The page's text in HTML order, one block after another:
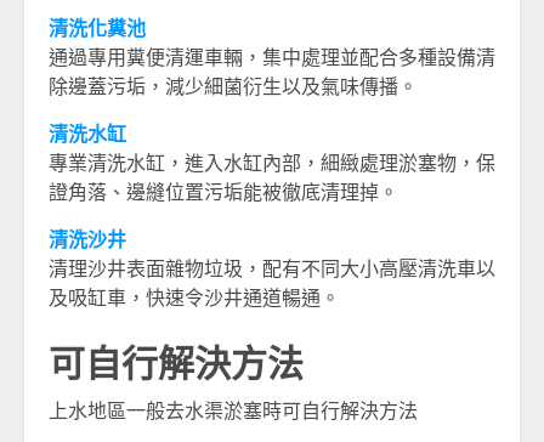
清洗化糞池
通過專用糞便清運車輛，集中處理並配合多種設備清
除邊蓋污垢，減少細菌衍生以及氣味傳播。
清洗水缸
專業清洗水缸，進入水缸內部，細緻處理淤塞物，保
證角落、邊縫位置污垢能被徹底清理掉。
清洗沙井
清理沙井表面雜物垃圾，配有不同大小高壓清洗車以
及吸缸車，快速令沙井通道暢通。
可自行解決方法
上水地區一般去水渠淤塞時可自行解決方法